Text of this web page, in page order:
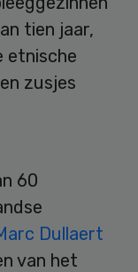
tien jaar,
etnische
zusjes
60
Dullaert
van het